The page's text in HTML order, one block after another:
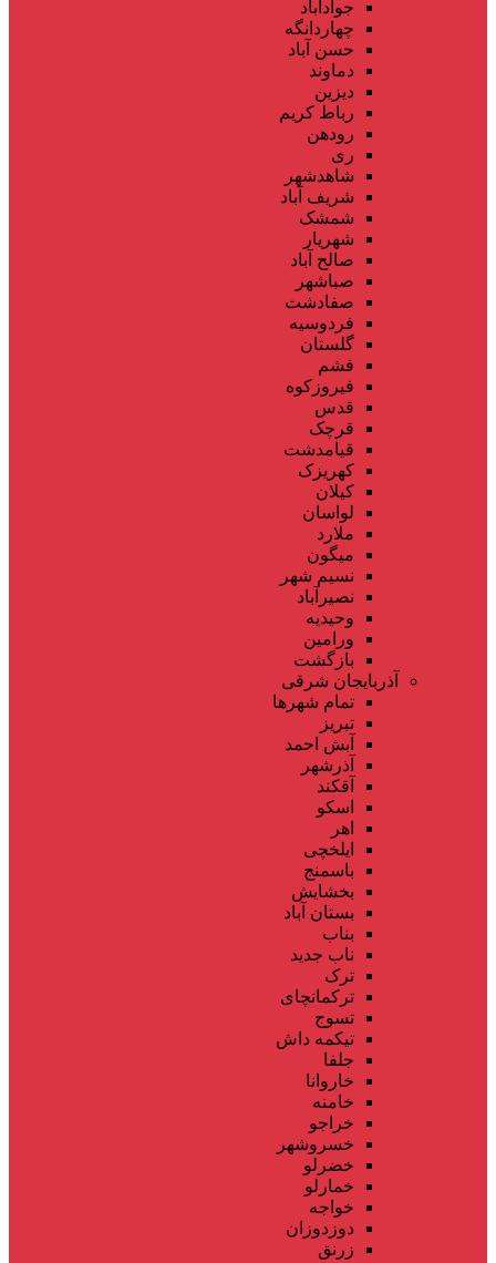
جوادآباد
چهاردانگه
حسن آباد
دماوند
دیزین
رباط کریم
رودهن
ری
شاهدشهر
شریف آباد
شمشک
شهریار
صالح آباد
صباشهر
صفادشت
فردوسیه
گلستان
فشم
فیروزکوه
قدس
قرچک
قیامدشت
کهریزک
کیلان
لواسان
ملارد
میگون
نسیم شهر
نصیرآباد
وحیدیه
ورامین
بازگشت
آذربایجان شرقی
تمام شهر‌ها
تبریز
آبش احمد
آذرشهر
آقکند
اسکو
اهر
ایلخچی
باسمنج
بخشایش
بستان آباد
بناب
ناب جدید
ترک
ترکمانچای
تسوج
تیکمه داش
جلفا
خاروانا
خامنه
خراجو
خسروشهر
خضرلو
خمارلو
خواجه
دوزدوزان
زرنق